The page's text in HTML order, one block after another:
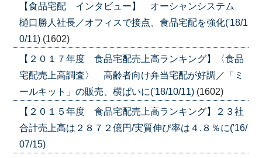
【食品宅配 インタビュー】 オーシャンシステム
樋口勝人社長／オフィスで接点、食品宅配を強化('18/1
0/11) (1602)
【２０１７年度 食品宅配売上高ランキング】〈食品
宅配売上高調査〉 高齢者向け弁当宅配が好調／「ミ
ールキット」の販売、横ばいに('18/10/11) (1602)
【２０１５年度 食品宅配売上高ランキング】２３社
合計売上高は２８７２億円/実質伸び率は４.８％に('16/
07/15)